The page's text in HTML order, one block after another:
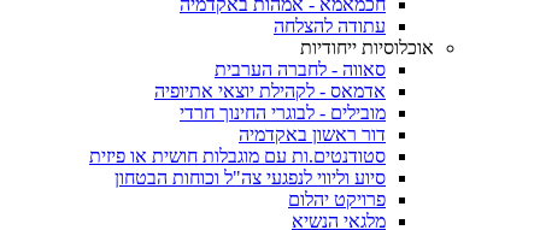
חכמאמא - אמהות באקדמיה
עתודה להצלחה
אוכלוסיות ייחודיות
סאווה - לחברה הערבית
אדמאס - לקהילת יוצאי אתיופיה
מובילים - לבוגרי החינוך חרדי
דור ראשון באקדמיה
סטודנטים.ות עם מוגבלות חושית או פיזית
סיוע וליווי לנפגעי צה"ל וכוחות הבטחון
פרויקט יהלום
מלגאי הנשיא